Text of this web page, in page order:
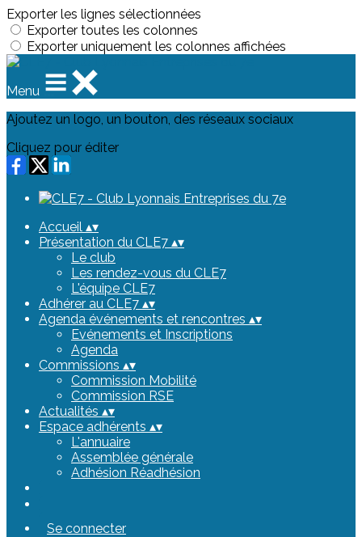
Exporter les lignes sélectionnées
Exporter toutes les colonnes
Exporter uniquement les colonnes affichées
Menu
Ajoutez un logo, un bouton, des réseaux sociaux
Cliquez pour éditer
Accueil ▴▾
Présentation du CLE7 ▴▾
Le club
Les rendez-vous du CLE7
L'équipe CLE7
Adhérer au CLE7 ▴▾
Agenda événements et rencontres ▴▾
Evénements et Inscriptions
Agenda
Commissions ▴▾
Commission Mobilité
Commission RSE
Actualités ▴▾
Espace adhérents ▴▾
L'annuaire
Assemblée générale
Adhésion Réadhésion
Se connecter